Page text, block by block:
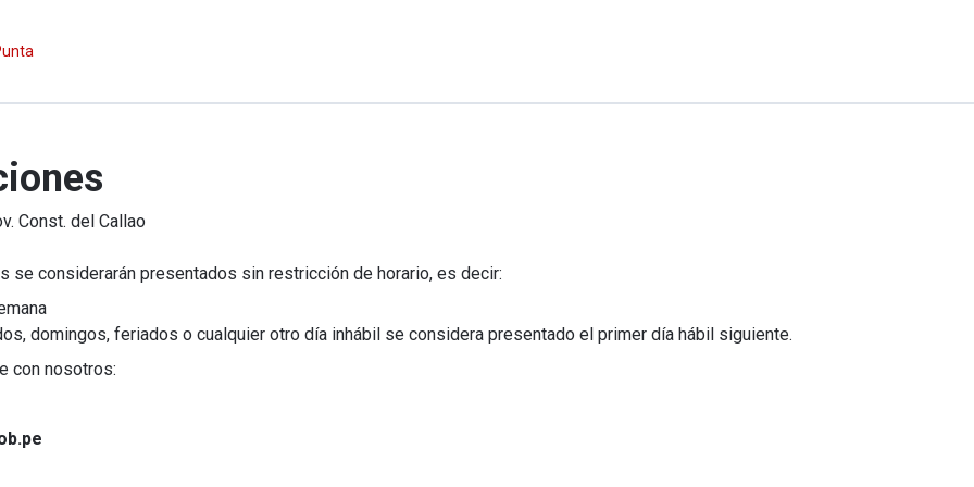
Const. del Callao
se considerarán presentados sin restricción de horario, es decir:
domingos, feriados o cualquier otro día inhábil se considera presentado el primer día hábil siguiente.
con nosotros: